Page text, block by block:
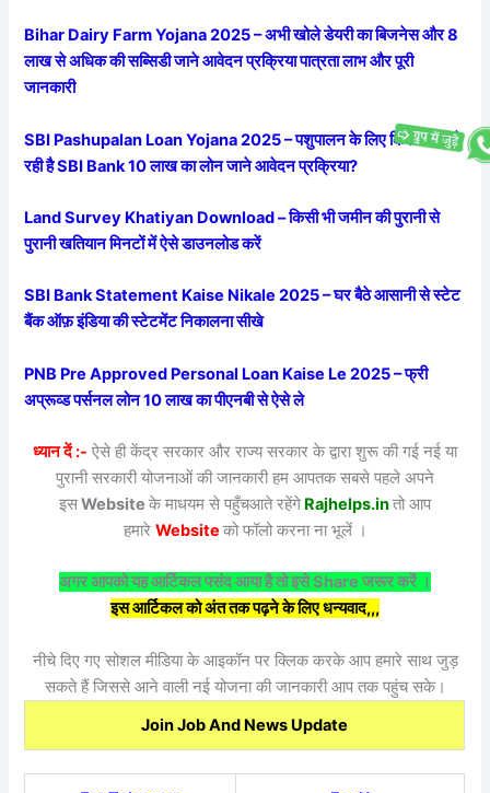
Bihar Dairy Farm Yojana 2025 – अभी खोले डेयरी का बिजनेस और 8
लाख से अधिक की सब्सिडी जाने आवेदन प्रक्रिया पात्रता लाभ और पूरी
जानकारी
SBI Pashupalan Loan Yojana 2025 – पशुपालन के लिए किसानों को दे
रही है SBI Bank 10 लाख का लोन जाने आवेदन प्रक्रिया?
Land Survey Khatiyan Download – किसी भी जमीन की पुरानी से
पुरानी खतियान मिनटों में ऐसे डाउनलोड करें
SBI Bank Statement Kaise Nikale 2025 – घर बैठे आसानी से स्टेट
बैंक ऑफ़ इंडिया की स्टेटमेंट निकालना सीखे
PNB Pre Approved Personal Loan Kaise Le 2025 – फ्री
अप्रूव्ड पर्सनल लोन 10 लाख का पीएनबी से ऐसे ले
ध्यान दें :- ऐसे ही केंद्र सरकार और राज्य सरकार के द्वारा शुरू की गई नई या
पुरानी सरकारी योजनाओं की जानकारी हम आपतक सबसे पहले अपने
इसWebsite के माधयम से पहुँचआते रहेंगे Rajhelps.inतो आप
हमारे Website को फॉलो करना ना भूलें ।
अगर आपको यह आर्टिकल पसंद आया है तो इसे Share जरूर करें ।
इस आर्टिकल को अंत तक पढ़ने के लिए धन्यवाद,,,
नीचे दिए गए सोशल मीडिया के आइकॉन पर क्लिक करके आप हमारे साथ जुड़
सकते हैं जिससे आने वाली नई योजना की जानकारी आप तक पहुंच सके।
Join Job And News Update